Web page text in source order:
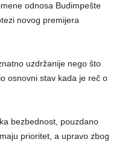
odnosa Budimpešte
novog premijera
uzdržanije nego što
osnovni stav kada je reč o
bezbednost, pouzdano
prioritet, a upravo zbog